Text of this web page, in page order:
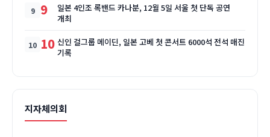
9
일본 4인조 록밴드 카나분, 12월 5일 서울 첫 단독 공연
개최
10 신인 걸그룹 메이딘, 일본 고베 첫 콘서트 6000석 전석 매진
기록
지자체의회